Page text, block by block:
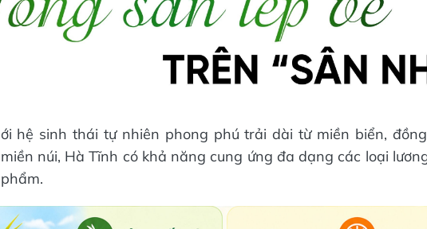
ới hệ sinh thái tự nhiên phong phú trải dài từ miền biển,
miền núi, Hà Tĩnh có khả năng cung ứng đa dạng các loại
phẩm.​